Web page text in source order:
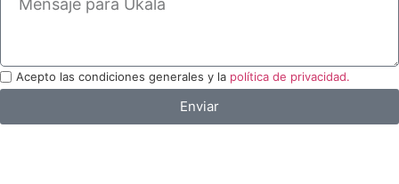
Acepto las condiciones generales y la política de privacidad.
Enviar